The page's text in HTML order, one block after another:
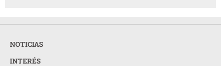
NOTICIAS
INTERÉS